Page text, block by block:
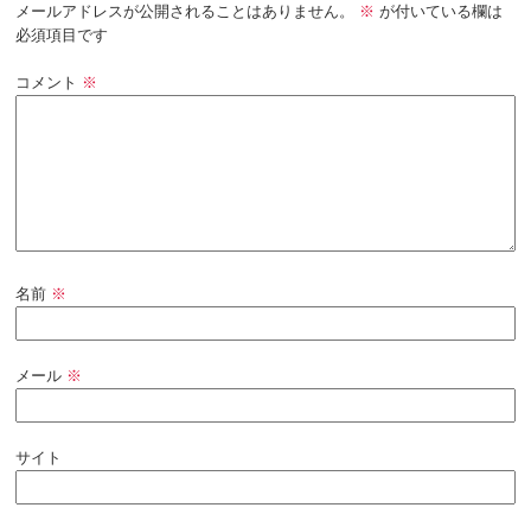
メールアドレスが公開されることはありません。 ※ が付いている欄は
必須項目です
コメント ※
名前 ※
メール ※
サイト